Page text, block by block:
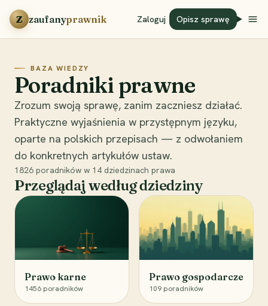
Przejdź do treści
Z zaufanyprawnik Zaloguj Opisz sprawę
BAZA WIEDZY
Poradniki prawne
Zrozum swoją sprawę, zanim zaczniesz działać.
Praktyczne wyjaśnienia w przystępnym języku,
oparte na polskich przepisach — z odwołaniem
do konkretnych artykułów ustaw.
1826 poradników w 14 dziedzinach prawa
Przeglądaj według dziedziny
Prawo karne
1456 poradników
Prawo gospodarcze
109 poradników